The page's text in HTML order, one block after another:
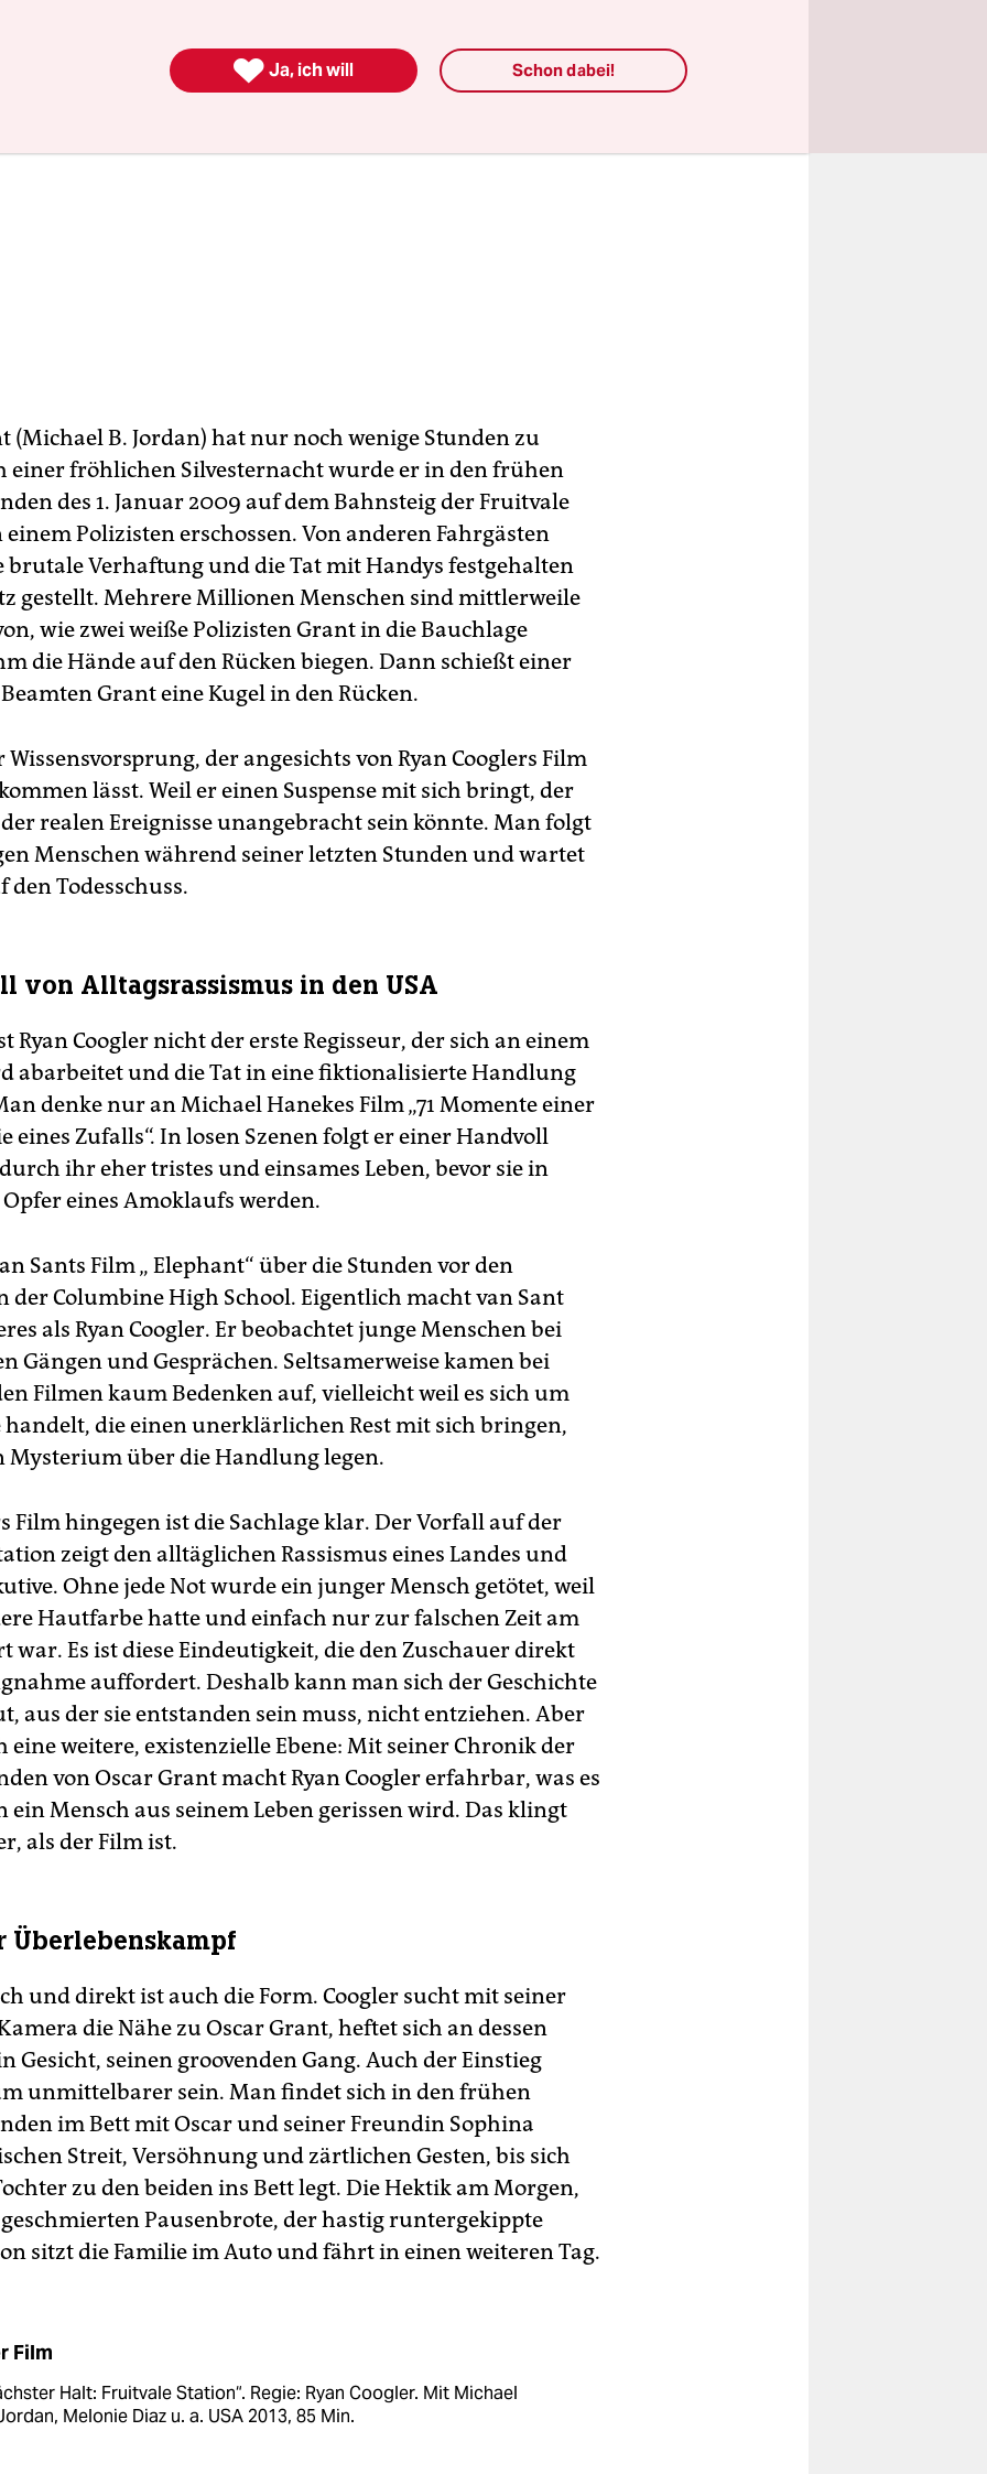
(Michael B. Jordan) hat nur noch wenige Stunden zu
einer fröhlichen Silvesternacht wurde er in den frühen
des 1. Januar 2009 auf dem Bahnsteig der Fruitvale
einem Polizisten erschossen. Von anderen Fahrgästen
brutale Verhaftung und die Tat mit Handys festgehalten
gestellt. Mehrere Millionen Menschen sind mittlerweile
wie zwei weiße Polizisten Grant in die Bauchlage
die Hände auf den Rücken biegen. Dann schießt einer
Grant eine Kugel in den Rücken.
Wissensvorsprung, der angesichts von Ryan Cooglers Film
lässt. Weil er einen Suspense mit sich bringt, der
realen Ereignisse unangebracht sein könnte. Man folgt
Menschen während seiner letzten Stunden und wartet
Todesschuss.
von Alltagsrassismus in den USA
Ryan Coogler nicht der erste Regisseur, der sich an einem
abarbeitet und die Tat in eine fiktionalisierte Handlung
denke nur an Michael Hanekes Film „71 Momente einer
eines Zufalls“. In losen Szenen folgt er einer Handvoll
ihr eher tristes und einsames Leben, bevor sie in
eines Amoklaufs werden.
Sants Film „ Elephant“ über die Stunden vor den
der Columbine High School. Eigentlich macht van Sant
als Ryan Coogler. Er beobachtet junge Menschen bei
Gängen und Gesprächen. Seltsamerweise kamen bei
Filmen kaum Bedenken auf, vielleicht weil es sich um
die einen unerklärlichen Rest mit sich bringen,
Mysterium über die Handlung legen.
Film hingegen ist die Sachlage klar. Der Vorfall auf der
zeigt den alltäglichen Rassismus eines Landes und
Ohne jede Not wurde ein junger Mensch getötet, weil
Hautfarbe hatte und einfach nur zur falschen Zeit am
war. Es ist diese Eindeutigkeit, die den Zuschauer direkt
auffordert. Deshalb kann man sich der Geschichte
aus der sie entstanden sein muss, nicht entziehen. Aber
eine weitere, existenzielle Ebene: Mit seiner Chronik der
von Oscar Grant macht Ryan Coogler erfahrbar, was es
ein Mensch aus seinem Leben gerissen wird. Das klingt
als der Film ist.
Überlebenskampf
und direkt ist auch die Form. Coogler sucht mit seiner
die Nähe zu Oscar Grant, heftet sich an dessen
Gesicht, seinen groovenden Gang. Auch der Einstieg
unmittelbarer sein. Man findet sich in den frühen
im Bett mit Oscar und seiner Freundin Sophina
Streit, Versöhnung und zärtlichen Gesten, bis sich
zu den beiden ins Bett legt. Die Hektik am Morgen,
Pausenbrote, der hastig runtergekippte
sitzt die Familie im Auto und fährt in einen weiteren Tag.
Film
Halt: Fruitvale Station“. Regie: Ryan Coogler. Mit Michael
Melonie Diaz u. a. USA 2013, 85 Min.
 Ja, ich will Schon dabei!